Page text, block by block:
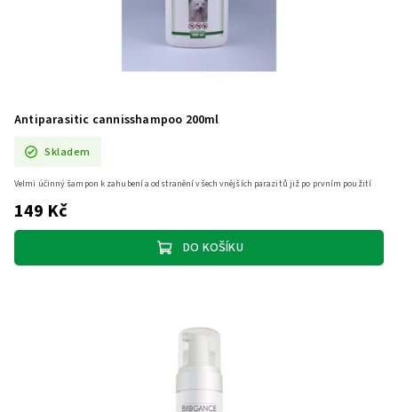
Antiparasitic cannisshampoo 200ml
Skladem
149 Kč
DO KOŠÍKU
Velmi účinný šampon k zahubení a odstranění všech vnějších parazitů již po prvním použití